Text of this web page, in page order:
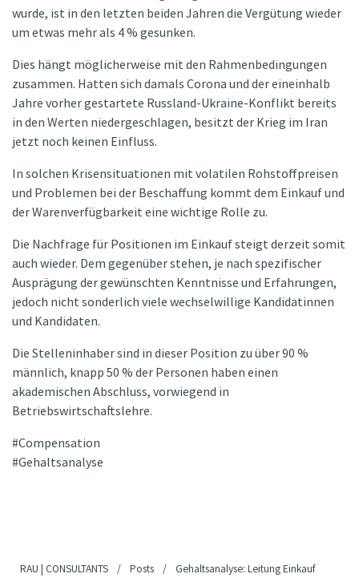
wurde, ist in den letzten beiden Jahren die Vergütung wieder
um etwas mehr als 4 % gesunken.
Dies hängt möglicherweise mit den Rahmenbedingungen
zusammen. Hatten sich damals Corona und der eineinhalb
Jahre vorher gestartete Russland-Ukraine-Konflikt bereits
in den Werten niedergeschlagen, besitzt der Krieg im Iran
jetzt noch keinen Einfluss.
In solchen Krisensituationen mit volatilen Rohstoffpreisen
und Problemen bei der Beschaffung kommt dem Einkauf und
der Warenverfügbarkeit eine wichtige Rolle zu.
Die Nachfrage für Positionen im Einkauf steigt derzeit somit
auch wieder. Dem gegenüber stehen, je nach spezifischer
Ausprägung der gewünschten Kenntnisse und Erfahrungen,
jedoch nicht sonderlich viele wechselwillige Kandidatinnen
und Kandidaten.
Die Stelleninhaber sind in dieser Position zu über 90 %
männlich, knapp 50 % der Personen haben einen
akademischen Abschluss, vorwiegend in
Betriebswirtschaftslehre.
Compensation
Gehaltsanalyse
RAU | CONSULTANTS / Posts / Gehaltsanalyse: Leitung Einkauf